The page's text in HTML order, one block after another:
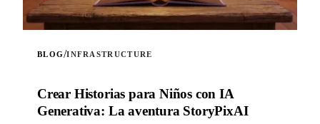
BLOG/INFRASTRUCTURE
Crear Historias para Niños con IA
Generativa: La aventura StoryPixAI